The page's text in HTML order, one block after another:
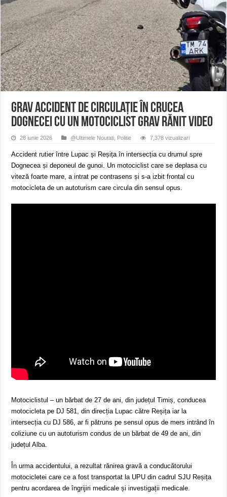
ANUNŢ OPRIRE APĂ în CARANSEBEȘ avarie
ANUNȚ OPRIRE APĂ în Reșița, cartier Țerova – avarie – 04.08.2026
Grav accident de circulație în Crucea
Dognecei cu un motociclist grav rănit VIDEO
28 iunie 2026 @Ultimele Noutati Politie 7,378 vizualizari
Accident rutier între Lupac și Reșița în intersecția cu drumul spre
Dognecea și deponeul de gunoi. Un motociclist care se deplasa cu
viteză foarte mare, a intrat pe contrasens și s-a izbit frontal cu
motocicleta de un autoturism care circula din sensul opus.
Motociclistul – un bărbat de 27 de ani, din județul Timiș, conducea
motocicleta pe DJ 581, din direcția Lupac către Reșița iar la
intersecția cu DJ 586, ar fi pătruns pe sensul opus de mers intrând în
coliziune cu un autoturism condus de un bărbat de 49 de ani, din
județul Alba.
În urma accidentului, a rezultat rănirea gravă a conducătorului
motocicletei care ce a fost transportat la UPU din cadrul SJU Reșița
pentru acordarea de îngrijiri medicale și investigații medicale.